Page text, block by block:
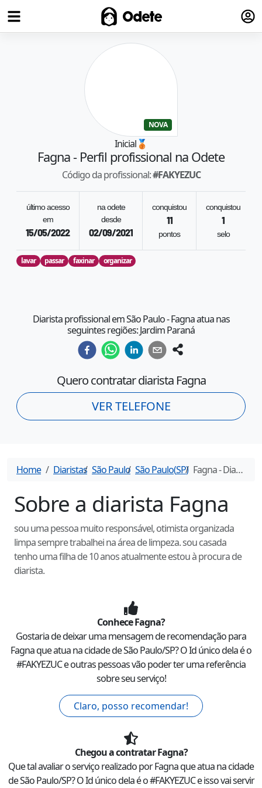
Odete
NOVA
Inicial🥉
Fagna- Perfil profissional na Odete
Código da profissional:#FAKYEZUC
último acesso
em
15/05/2022
na odete
desde
02/09/2021
conquistou
11
pontos
conquistou
1
selo
lavar passar faxinar organizar
Diarista profissional em São Paulo - Fagna atua nas
seguintes regiões: Jardim Paraná
Quero contratar diarista Fagna
VER TELEFONE
Home Diaristas São Paulo São Paulo(SP) Fagna- Diarista em
Sobre a diarista Fagna
sou uma pessoa muito responsável, otimista organizada
limpa sempre trabalhei na área de limpeza. sou casada
tenho uma filha de 10 anos atualmente estou à procura de
diarista.
ConheceFagna?
Gostaria de deixar uma mensagem de recomendação para
Fagnaque atua na cidade deSão Paulo/SP? O Id único dela é o
#FAKYEZUCe outras pessoas vão poder ter uma referência
sobre seu serviço!
Claro, posso recomendar!
Chegou a contratarFagna?
Que tal avaliar o serviço realizado porFagnaque atua na cidade
deSão Paulo/SP? O Id único dela é o #FAKYEZUCe isso vai servir